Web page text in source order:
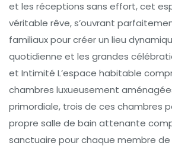
et les réceptions sans effort, cet
véritable rêve, s’ouvrant
familiaux pour créer un lieu
quotidienne et les grandes
et Intimité L’espace habitable
chambres luxueusement
primordiale, trois de ces chambres
propre salle de bain attenante
sanctuaire pour chaque membre de